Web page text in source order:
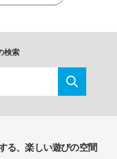
検索
る、楽しい遊びの空間